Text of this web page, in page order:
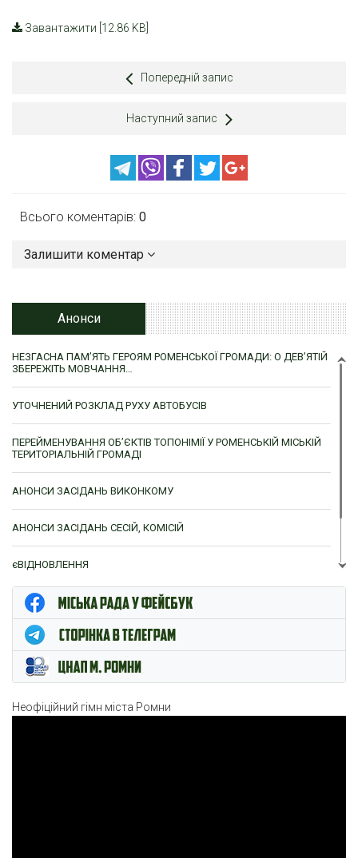
Завантажити [12.86 KB]
Попередній запис
Наступний запис
Всього коментарів: 0
Залишити коментар
Анонси
НЕЗГАСНА ПАМ’ЯТЬ ГЕРОЯМ РОМЕНСЬКОЇ ГРОМАДИ: О ДЕВ’ЯТІЙ
ЗБЕРЕЖІТЬ МОВЧАННЯ…
УТОЧНЕНИЙ РОЗКЛАД РУХУ АВТОБУСІВ
ПЕРЕЙМЕНУВАННЯ ОБ’ЄКТІВ ТОПОНІМІЇ У РОМЕНСЬКІЙ МІСЬКІЙ
ТЕРИТОРІАЛЬНІЙ ГРОМАДІ
АНОНСИ ЗАСІДАНЬ ВИКОНКОМУ
АНОНСИ ЗАСІДАНЬ СЕСІЙ, КОМІСІЙ
єВІДНОВЛЕННЯ
ЦНАП м. Ромни
Неофіційний гімн міста Ромни